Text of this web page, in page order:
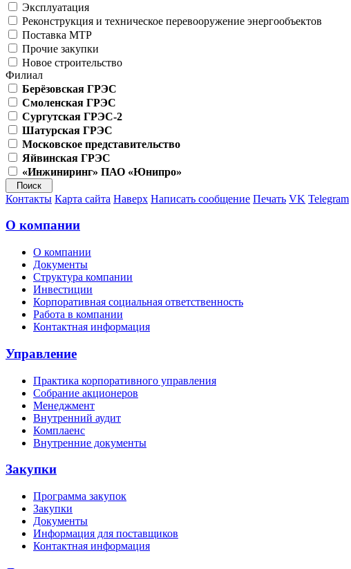
Эксплуатация
Реконструкция и техническое перевооружение энергообъектов
Поставка МТР
Прочие закупки
Новое строительство
Филиал
Берёзовская ГРЭС
Смоленская ГРЭС
Сургутская ГРЭС-2
Шатурская ГРЭС
Московское представительство
Яйвинская ГРЭС
«Инжиниринг» ПАО «Юнипро»
Контакты Карта сайта Наверх Написать сообщение Печать VK Telegram
О компании
О компании
Документы
Структура компании
Инвестиции
Корпоративная социальная ответственность
Работа в компании
Контактная информация
Управление
Практика корпоративного управления
Собрание акционеров
Менеджмент
Внутренний аудит
Комплаенс
Внутренние документы
Закупки
Программа закупок
Закупки
Документы
Информация для поставщиков
Контактная информация